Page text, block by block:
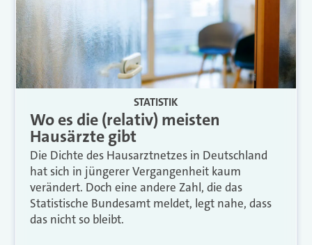
STATISTIK
Wo es die (relativ) meisten
Hausärzte gibt
Die Dichte des Hausarztnetzes in Deutschland
hat sich in jüngerer Vergangenheit kaum
verändert. Doch eine andere Zahl, die das
Statistische Bundesamt meldet, legt nahe, dass
das nicht so bleibt.